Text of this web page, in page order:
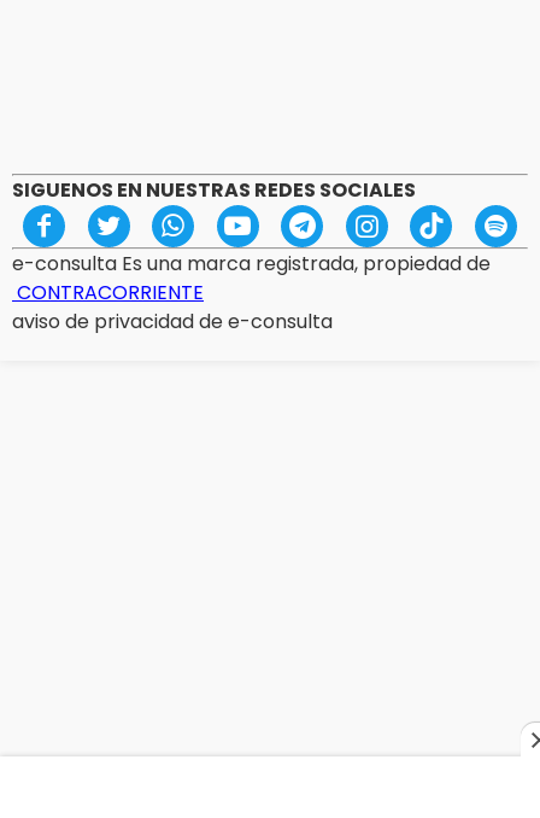
SIGUENOS EN NUESTRAS REDES SOCIALES
e-consulta Es una marca registrada, propiedad de
CONTRACORRIENTE
aviso de privacidad de e-consulta